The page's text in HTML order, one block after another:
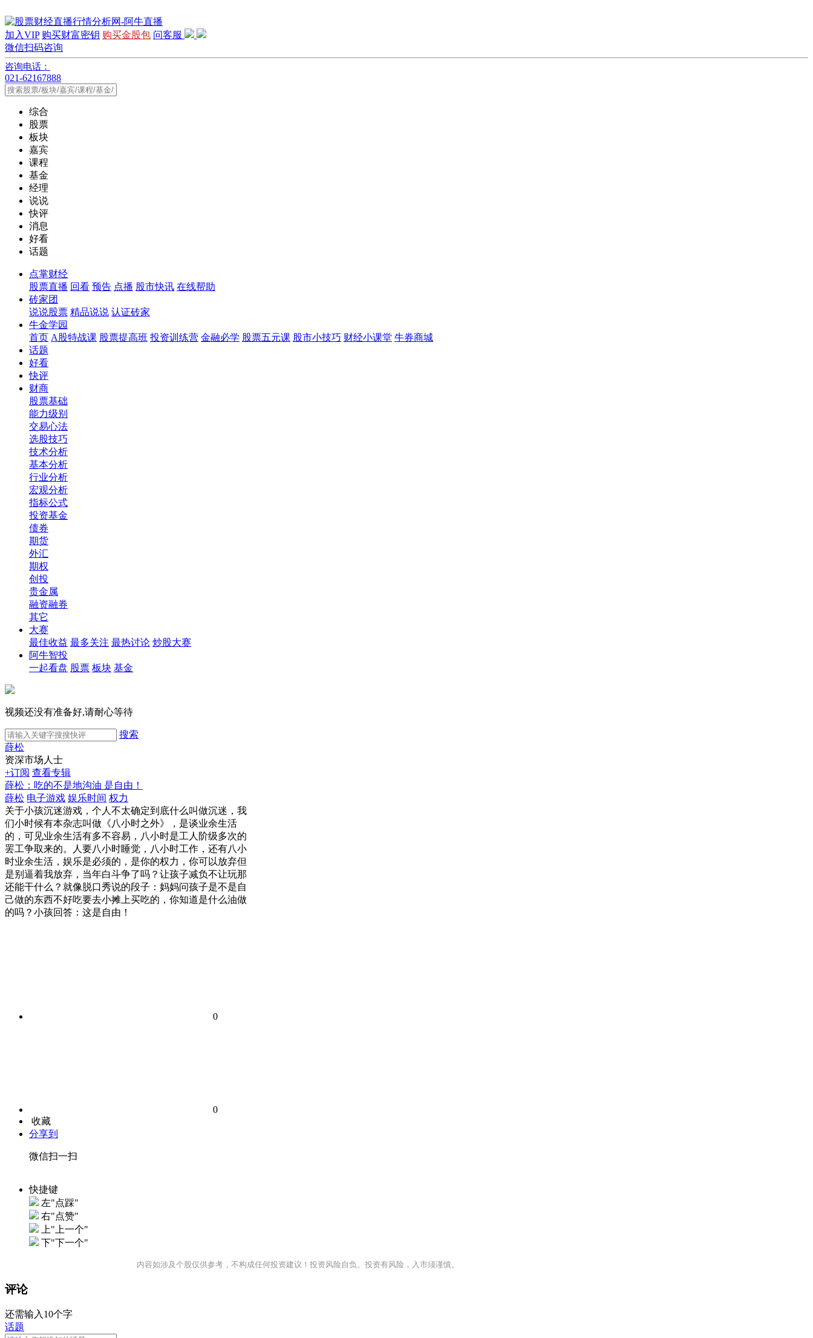
加入VIP 购买财富密钥 购买金股包 问客服
微信扫码咨询
咨询电话：
021-62167888
综合
股票
板块
嘉宾
课程
基金
经理
说说
快评
消息
好看
话题
点掌财经
股票直播 回看 预告 点播 股市快讯 在线帮助
砖家团
说说股票 精品说说 认证砖家
牛金学园
首页 A股特战课 股票提高班 投资训练营 金融必学 股票五元课 股市小技巧 财经小课堂 牛券商城
话题
好看
快评
财商
股票基础
能力级别
交易心法
选股技巧
技术分析
基本分析
行业分析
宏观分析
指标公式
投资基金
债券
期货
外汇
期权
创投
贵金属
融资融券
其它
大赛
最佳收益 最多关注 最热讨论 炒股大赛
阿牛智投
一起看盘 股票 板块 基金
视频还没有准备好,请耐心等待
搜索
薛松
资深市场人士
+订阅 查看专辑
薛松：吃的不是地沟油 是自由！
薛松 电子游戏 娱乐时间 权力
关于小孩沉迷游戏，个人不太确定到底什么叫做沉迷，我
们小时候有本杂志叫做《八小时之外》，是谈业余生活
的，可见业余生活有多不容易，八小时是工人阶级多次的
罢工争取来的。人要八小时睡觉，八小时工作，还有八小
时业余生活，娱乐是必须的，是你的权力，你可以放弃但
是别逼着我放弃，当年白斗争了吗？让孩子减负不让玩那
还能干什么？就像脱口秀说的段子：妈妈问孩子是不是自
己做的东西不好吃要去小摊上买吃的，你知道是什么油做
的吗？小孩回答：这是自由！
0
0
收藏
分享到
微信扫一扫
快捷键
左"点踩"
右"点赞"
上"上一个"
下"下一个"
内容如涉及个股仅供参考，不构成任何投资建议！投资风险自负。投资有风险，入市须谨慎。
评论
还需输入10个字
话题